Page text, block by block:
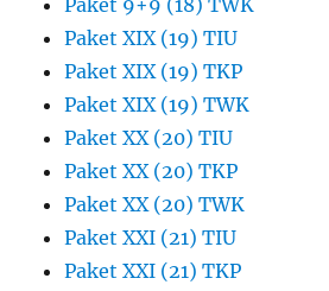
Paket 9+9 (18) TWK
Paket XIX (19) TIU
Paket XIX (19) TKP
Paket XIX (19) TWK
Paket XX (20) TIU
Paket XX (20) TKP
Paket XX (20) TWK
Paket XXI (21) TIU
Paket XXI (21) TKP